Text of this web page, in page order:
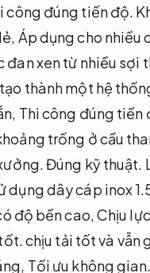
công đúng tiến độ.
Áp dụng cho nhiều
xen từ nhiều sợi
thành một hệ
Thi công đúng tiến
trống ở cầu
Đúng kỹ thuật.
dụng dây cáp inox
độ bền cao,Chịu
chịu tải tốt và vẫn
Tối ưu không gian.